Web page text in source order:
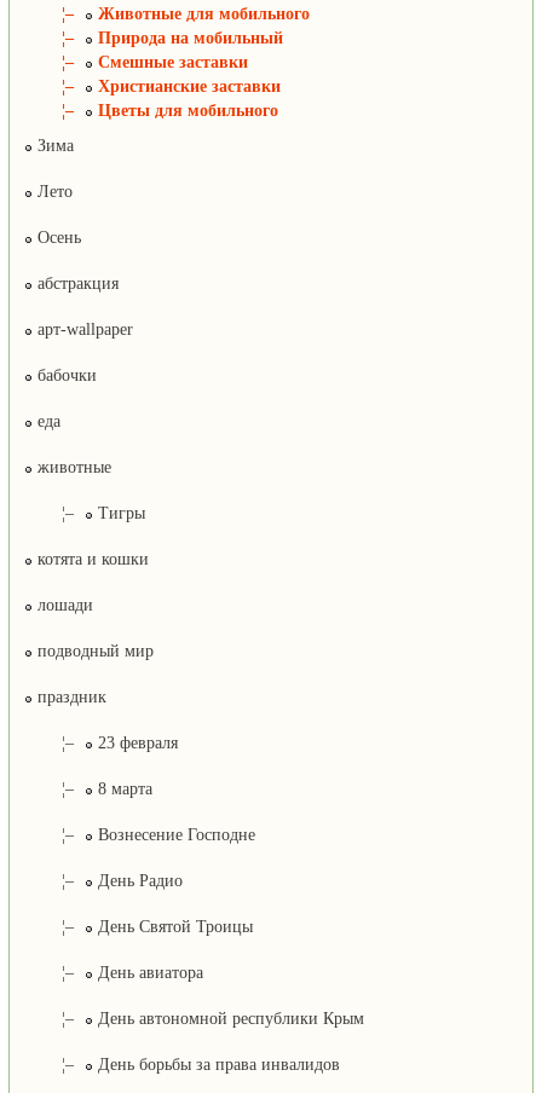
¦–
Животные для мобильного
¦–
Природа на мобильный
¦–
Смешные заставки
¦–
Христианские заставки
¦–
Цветы для мобильного
Зима
Лето
Осень
абстракция
арт-wallpaper
бабочки
еда
животные
¦– Тигры
котята и кошки
лошади
подводный мир
праздник
¦– 23 февраля
¦– 8 марта
¦– Вознесение Господне
¦– День Радио
¦– День Святой Троицы
¦– День авиатора
¦– День автономной республики Крым
¦– День борьбы за права инвалидов